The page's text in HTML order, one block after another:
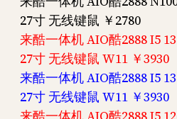
27寸 无线键鼠 ￥2780
来酷一体机 AIO酷2888 I5
27寸 无线键鼠 W11 ￥3930
来酷一体机 AIO酷2888 I5
27寸 无线键鼠 W11 ￥3930